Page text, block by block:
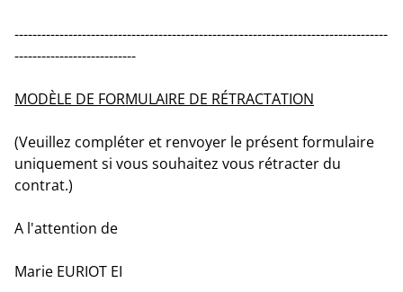
-----------------------------------------------------------------------------------
---------------------------
MODÈLE DE FORMULAIRE DE RÉTRACTATION
(Veuillez compléter et renvoyer le présent formulaire
uniquement si vous souhaitez vous rétracter du
contrat.)
A l'attention de
Marie EURIOT EI